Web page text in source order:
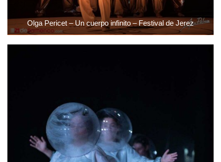
Olga Pericet – Un cuerpo infinito – Festival de Jerez